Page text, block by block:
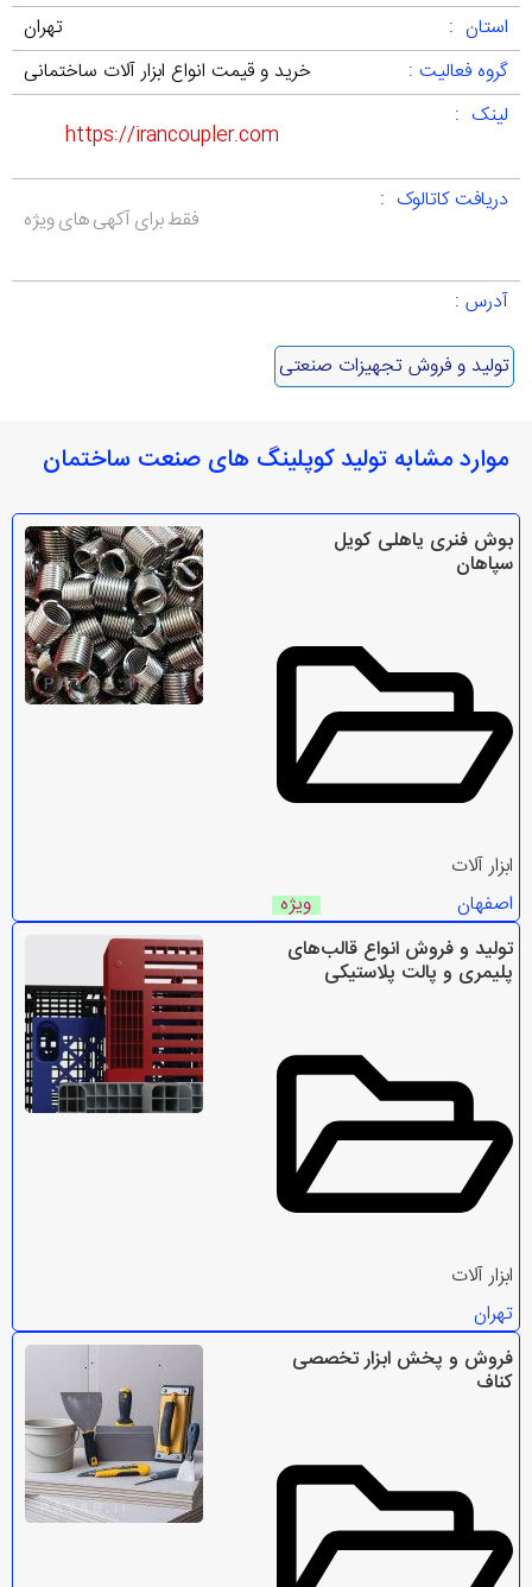
استان :
تهران
گروه فعالیت :
خرید و قیمت انواع ابزار آلات ساختمانی
لینک :
https://irancoupler.com
دریافت کاتالوک :
فقط برای آکهی های ویژه
آدرس :
تولید و فروش تجهیزات صنعتی
موارد مشابه تولید کوپلینگ های صنعت ساختمان
بوش فنری یاهلی کویل
سپاهان
ابزار آلات
اصفهان
ویژه
تولید و فروش انواع قالب‌های
پلیمری و پالت پلاستیکی
ابزار آلات
تهران
فروش و پخش ابزار تخصصی
کناف